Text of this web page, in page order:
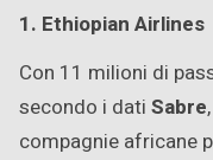
1. Ethiopian Airlines
Con 11 milioni di
secondo i dati Sabre
compagnie africane